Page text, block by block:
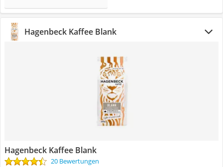
Hagenbeck Kaffee Blank
Hagenbeck Kaffee Blank
20 Bewertungen